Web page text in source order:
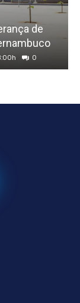
de
0